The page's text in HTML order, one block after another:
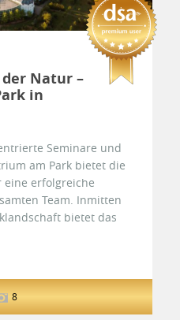
Natur –
in
Seminare und
am Park bietet die
eine erfolgreiche
Team. Inmitten
bietet das
8